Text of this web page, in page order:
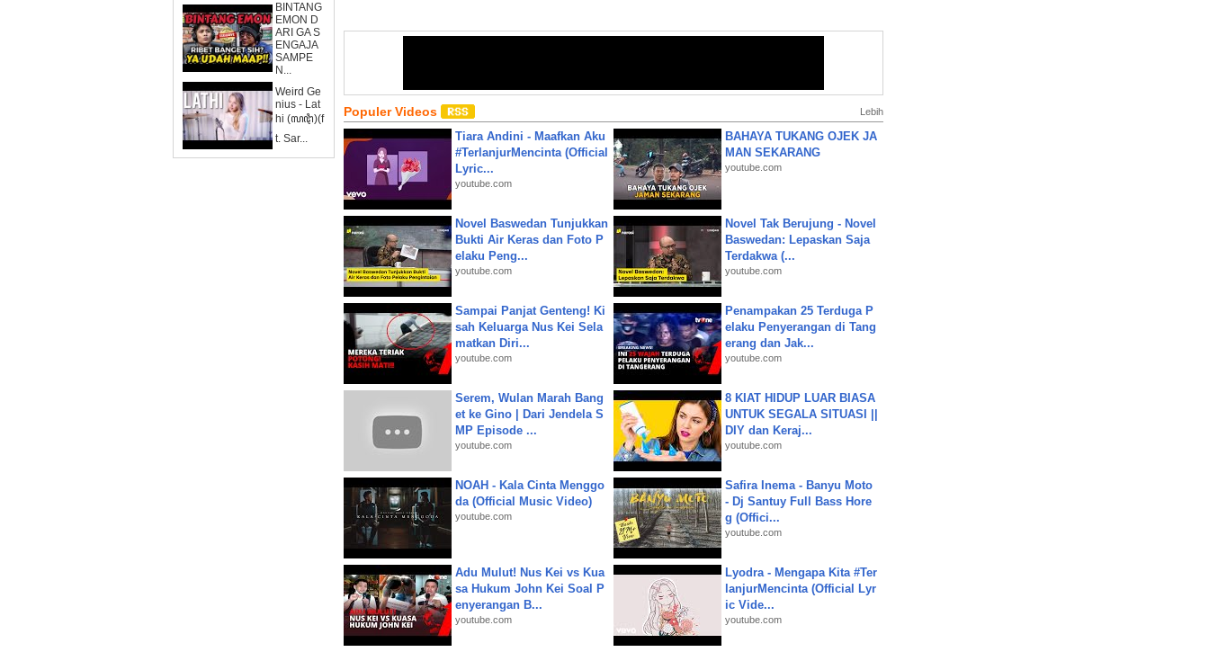
BINTANG
EMON D
ARI GA S
ENGAJA
SAMPE
N...
Weird Ge
nius - Lat
hi (ꦭꦛꦶ)(f
t. Sar...
Populer Videos Lebih
Tiara Andini - Maafkan Aku
#TerlanjurMencinta (Official
Lyric...
youtube.com
BAHAYA TUKANG OJEK JA
MAN SEKARANG
youtube.com
Novel Baswedan Tunjukkan
Bukti Air Keras dan Foto P
elaku Peng...
youtube.com
Novel Tak Berujung - Novel
Baswedan: Lepaskan Saja
Terdakwa (...
youtube.com
Sampai Panjat Genteng! Ki
sah Keluarga Nus Kei Sela
matkan Diri...
youtube.com
Penampakan 25 Terduga P
elaku Penyerangan di Tang
erang dan Jak...
youtube.com
Serem, Wulan Marah Bang
et ke Gino | Dari Jendela S
MP Episode ...
youtube.com
8 KIAT HIDUP LUAR BIASA
UNTUK SEGALA SITUASI ||
DIY dan Keraj...
youtube.com
NOAH - Kala Cinta Menggo
da (Official Music Video)
youtube.com
Safira Inema - Banyu Moto
- Dj Santuy Full Bass Hore
g (Offici...
youtube.com
Adu Mulut! Nus Kei vs Kua
sa Hukum John Kei Soal P
enyerangan B...
youtube.com
Lyodra - Mengapa Kita #Ter
lanjurMencinta (Official Lyr
ic Vide...
youtube.com